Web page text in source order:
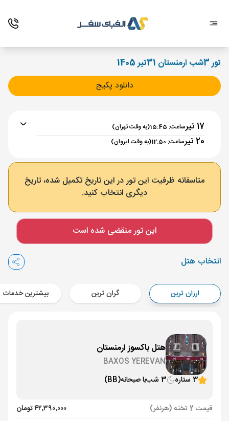
تور 3شب ارمنستان 31تیر 1405
دانلود پکیج
17 تیر ساعت: 15:45 (به وقت تهران)
20 تیر ساعت: 12:50 (به وقت ایروان)
برنامه رفت :
فرودگاه بین‌المللی امام خمینی IKA
ایروان , فرودگاه بین‌المللی زوارتنوتس EVN
مدت پرواز :02:00
تهران , فرودگاه بین‌المللی امام خمینی IKA
متاسفانه ظرفیت این تور در این تاریخ تکمیل شده، تاریخ
دیگری انتخاب کنید.
این تور منقضی شده است
انتخاب هتل
ارزان ترین گران ترین بیشترین خدمات
هتل باکسوز ارمنستان
BAXOS YEREVAN
3 ستاره
3 شب با صبحانه(BB)
قیمت 2 تخته (هرنفر)
۴۲٬۳۹۰٬۰۰۰ تومان